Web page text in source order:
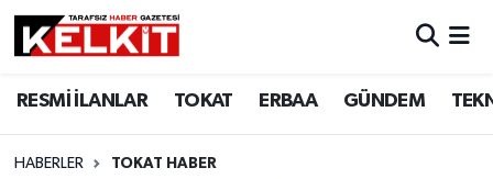
RESMİ İLANLAR TOKAT ERBAA GÜNDEM
HABERLER TOKAT HABER